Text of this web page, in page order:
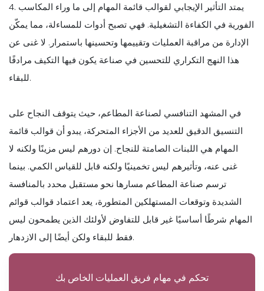
4. يمتد التأثير الإيجابي لقوالب قائمة المهام إلى ما وراء المكاسب
الفورية في الكفاءة التشغيلية. فهي تصبح أدوات للمساءلة، مما يمكّن
الإدارة من مراقبة العمليات وتقييمها وتحسينها باستمرار. لا غنى عن
هذا النهج التكراري للتحسين في صناعة يكون فيها التكيف مرادفًا
للبقاء.
في المشهد التنافسي لصناعة المطاعم، حيث يتوقف النجاح على
التنسيق الدقيق للعديد من الأجزاء المتحركة، يبدو أن قوالب قائمة
المهام هي اللبنات الصامتة للنجاح. إن دورهم ليس مزينًا ولكنه لا
غنى عنه، وتأثيرهم ليس تخمينيًا ولكنه قابل للقياس الكمي. بينما
ترسم صناعة المطاعم مسارها نحو مستقبل محدد بالمنافسة
الشديدة وتوقعات المستهلكين المتطورة، يعد اعتماد قوالب قوائم
المهام شرطًا أساسيًا غير قابل للتفاوض لأولئك الذين يطمحون ليس
فقط للبقاء ولكن أيضًا إلى الازدهار.
تحكم في مهام فريق العمليات الخاص بك